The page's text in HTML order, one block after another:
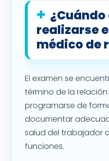
¿Cuándo
realizarse
médico de
El examen se
término de la
programarse de
documentar
salud del trabajador
funciones.